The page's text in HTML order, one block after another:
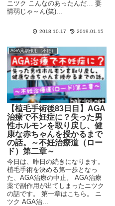
ニツク こんなのあったんだ… 妻
情弱じゃ～ん(笑)...
2018.10.17 2019.01.15
AGA薬副作用（不妊）
【植毛手術後83日目】AGA
治療で不妊症に？失った男
性ホルモンを取り戻し、健
康な赤ちゃんを授かるまで
の話。～不妊治療道（ロー
ド）第二章～
今日は、昨日の続きになります。
植毛手術を決める第一歩となっ
た、AGA治療の中止。 AGA治療
薬で副作用が出てしまったニツク
の話です。 第一章はこちら。 ニ
ツク AGA治...